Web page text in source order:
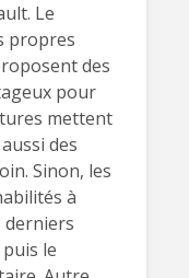
Le
propres
des
pour
mettent
des
Sinon, les
à
derniers
le